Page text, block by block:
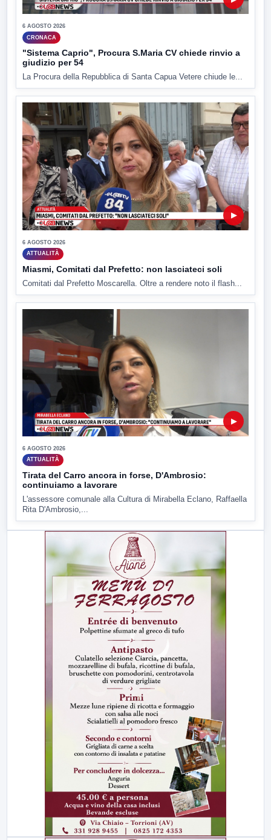
6 AGOSTO 2026
CRONACA
"Sistema Caprio", Procura S.Maria CV chiede rinvio a
giudizio per 54
La Procura della Repubblica di Santa Capua Vetere chiude le...
▶
6 AGOSTO 2026
ATTUALITÀ
Miasmi, Comitati dal Prefetto: non lasciateci soli
Comitati dal Prefetto Moscarella. Oltre a rendere noto il flash...
▶
6 AGOSTO 2026
ATTUALITÀ
Tirata del Carro ancora in forse, D'Ambrosio:
continuiamo a lavorare
L'assessore comunale alla Cultura di Mirabella Eclano, Raffaella
Rita D'Ambrosio,...